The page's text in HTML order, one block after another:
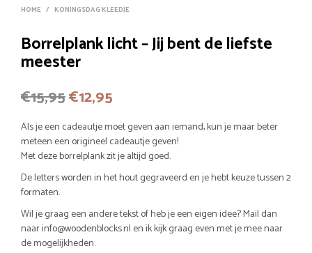
HOME / KONINGSDAG KLEEDJE
Borrelplank licht – Jij bent de liefste
meester
€15,95Oorspronkelijke
prijs
was:
€15,95.
€12,95
prijs
is:
€12,95.
Als je een cadeautje moet geven aan iemand, kun je maar beter
meteen een origineel cadeautje geven!
Met deze borrelplank zit je altijd goed.
De letters worden in het hout gegraveerd en je hebt keuze tussen 2
formaten.
Wil je graag een andere tekst of heb je een eigen idee? Mail dan
naar info@woodenblocks.nl en ik kijk graag even met je mee naar
de mogelijkheden.